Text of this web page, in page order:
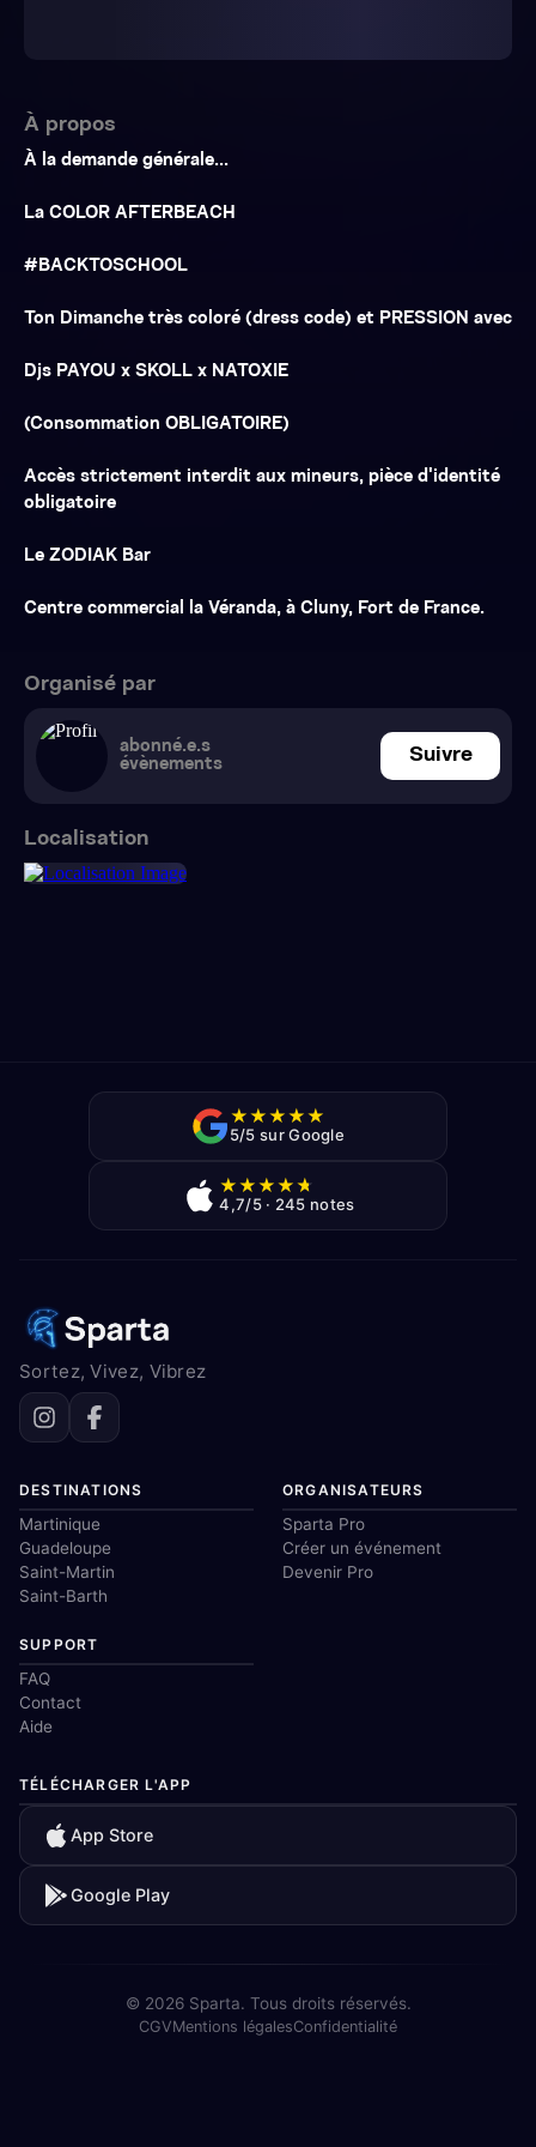
À propos
À la demande générale...
La COLOR AFTERBEACH
#BACKTOSCHOOL
Ton Dimanche très coloré (dress code) et PRESSION avec
Djs PAYOU x SKOLL x NATOXIE
(Consommation OBLIGATOIRE)
Accès strictement interdit aux mineurs, pièce d'identité
obligatoire
Le ZODIAK Bar
Centre commercial la Véranda, à Cluny, Fort de France.
Organisé par
abonné.e.s
évènements
Suivre
Localisation
★★★★★
5/5 sur Google
★★★★★
4,7/5 · 245 notes
Sortez, Vivez, Vibrez
DESTINATIONS
Martinique
Guadeloupe
Saint-Martin
Saint-Barth
ORGANISATEURS
Sparta Pro
Créer un événement
Devenir Pro
SUPPORT
FAQ
Contact
Aide
TÉLÉCHARGER L'APP
App Store
Google Play
© 2026 Sparta. Tous droits réservés.
CGVMentions légalesConfidentialité